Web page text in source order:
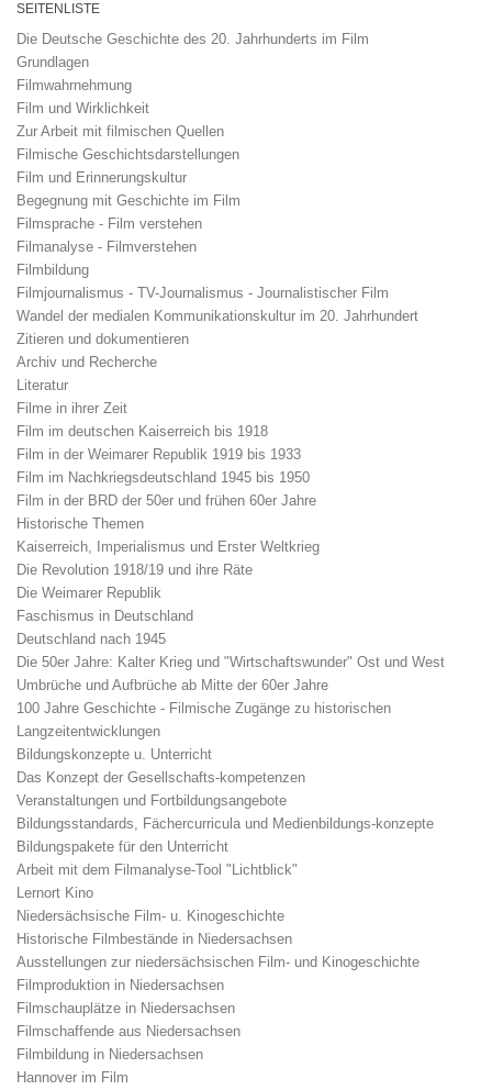
SEITENLISTE
Die Deutsche Geschichte des 20. Jahrhunderts im Film
Grundlagen
Filmwahrnehmung
Film und Wirklichkeit
Zur Arbeit mit filmischen Quellen
Filmische Geschichtsdarstellungen
Film und Erinnerungskultur
Begegnung mit Geschichte im Film
Filmsprache - Film verstehen
Filmanalyse - Filmverstehen
Filmbildung
Filmjournalismus - TV-Journalismus - Journalistischer Film
Wandel der medialen Kommunikationskultur im 20. Jahrhundert
Zitieren und dokumentieren
Archiv und Recherche
Literatur
Filme in ihrer Zeit
Film im deutschen Kaiserreich bis 1918
Film in der Weimarer Republik 1919 bis 1933
Film im Nachkriegsdeutschland 1945 bis 1950
Film in der BRD der 50er und frühen 60er Jahre
Historische Themen
Kaiserreich, Imperialismus und Erster Weltkrieg
Die Revolution 1918/19 und ihre Räte
Die Weimarer Republik
Faschismus in Deutschland
Deutschland nach 1945
Die 50er Jahre: Kalter Krieg und "Wirtschaftswunder" Ost und West
Umbrüche und Aufbrüche ab Mitte der 60er Jahre
100 Jahre Geschichte - Filmische Zugänge zu historischen
Langzeitentwicklungen
Bildungskonzepte u. Unterricht
Das Konzept der Gesellschafts-kompetenzen
Veranstaltungen und Fortbildungsangebote
Bildungsstandards, Fächercurricula und Medienbildungs-konzepte
Bildungspakete für den Unterricht
Arbeit mit dem Filmanalyse-Tool "Lichtblick"
Lernort Kino
Niedersächsische Film- u. Kinogeschichte
Historische Filmbestände in Niedersachsen
Ausstellungen zur niedersächsischen Film- und Kinogeschichte
Filmproduktion in Niedersachsen
Filmschauplätze in Niedersachsen
Filmschaffende aus Niedersachsen
Filmbildung in Niedersachsen
Hannover im Film